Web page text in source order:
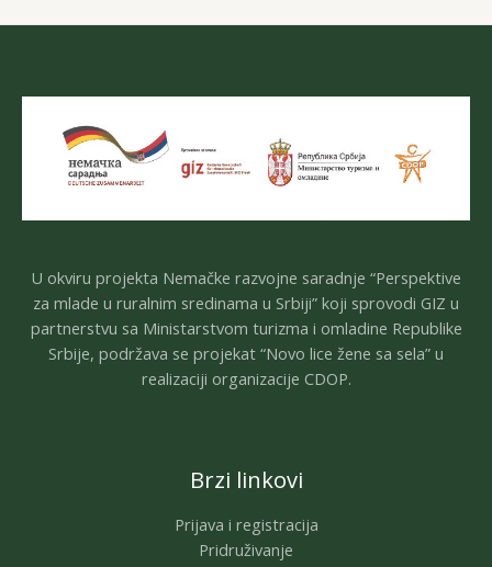
U okviru projekta Nemačke razvojne saradnje “Perspektive
za mlade u ruralnim sredinama u Srbiji” koji sprovodi GIZ u
partnerstvu sa Ministarstvom turizma i omladine Republike
Srbije, podržava se projekat “Novo lice žene sa sela” u
realizaciji organizacije CDOP.
Brzi linkovi
Prijava i registracija
Pridruživanje